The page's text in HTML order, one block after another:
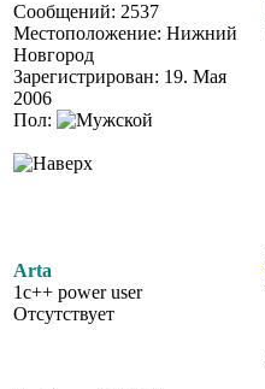
Сообщений: 2537
Местоположение: Нижний
Новгород
Зарегистрирован: 19. Мая
2006
Пол:
Arta
1c++ power user
Отсутствует